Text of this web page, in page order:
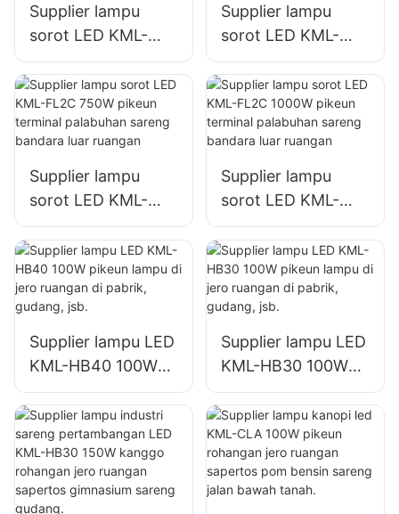
Supplier lampu
sorot LED KML-
FL2C 400W pikeun
fasad wangunan
luar ruangan
sareng lampu lokasi
Supplier lampu
sorot LED KML-
FL2C 500W pikeun
fasad wangunan
luar ruangan
sareng lampu lokasi
Supplier lampu
sorot LED KML-
FL2C 750W pikeun
terminal palabuhan
sareng bandara
luar ruangan
Supplier lampu
sorot LED KML-
FL2C 1000W
pikeun terminal
palabuhan sareng
bandara luar
Supplier lampu LED
KML-HB40 100W
pikeun lampu di
jero ruangan di
pabrik, gudang, jsb.
Supplier lampu LED
KML-HB30 100W
pikeun lampu di
jero ruangan di
pabrik, gudang, jsb.